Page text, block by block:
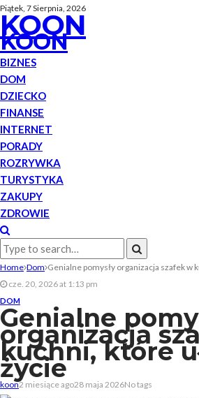
Piątek, 7 Sierpnia, 2026
KOON
KOON
BIZNES
DOM
DZIECKO
FINANSE
INTERNET
PORADY
ROZRYWKA
TURYSTYKA
ZAKUPY
ZDROWIE
Home Dom Genialne pomysły organizacja szafek w
cze. 20, 2026 at 1:13 pm
DOM
Genialne
organizacja
kuchni, które
życie
koon2 miesiące ago28 maja 2026No tags